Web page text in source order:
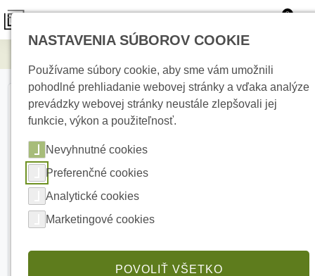
0
NASTAVENIA SÚBOROV COOKIE
Používame súbory cookie, aby sme vám umožnili
pohodlné prehliadanie webovej stránky a vďaka analýze
prevádzky webovej stránky neustále zlepšovali jej
funkcie, výkon a použiteľnosť.
Nevyhnutné cookies
Preferenčné cookies
Analytické cookies
Marketingové cookies
POVOLIŤ VŠETKO